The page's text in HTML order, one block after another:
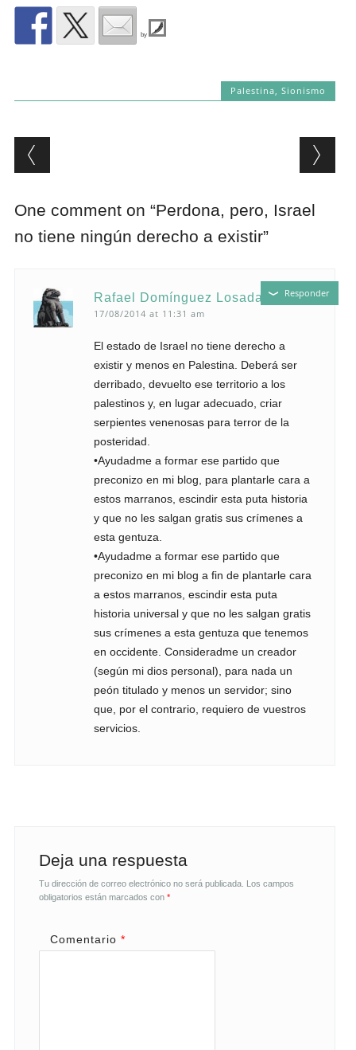
by
Palestina, Sionismo
Post navigation
One comment on “Perdona, pero, Israel
no tiene ningún derecho a existir”
Rafael Domínguez Losada
17/08/2014 at 11:31 am
El estado de Israel no tiene derecho a
existir y menos en Palestina. Deberá ser
derribado, devuelto ese territorio a los
palestinos y, en lugar adecuado, criar
serpientes venenosas para terror de la
posteridad.
•Ayudadme a formar ese partido que
preconizo en mi blog, para plantarle cara a
estos marranos, escindir esta puta historia
y que no les salgan gratis sus crímenes a
esta gentuza.
•Ayudadme a formar ese partido que
preconizo en mi blog a fin de plantarle cara
a estos marranos, escindir esta puta
historia universal y que no les salgan gratis
sus crímenes a esta gentuza que tenemos
en occidente. Consideradme un creador
(según mi dios personal), para nada un
peón titulado y menos un servidor; sino
que, por el contrario, requiero de vuestros
servicios.
Responder
Deja una respuesta
Tu dirección de correo electrónico no será publicada. Los campos
obligatorios están marcados con *
Comentario *